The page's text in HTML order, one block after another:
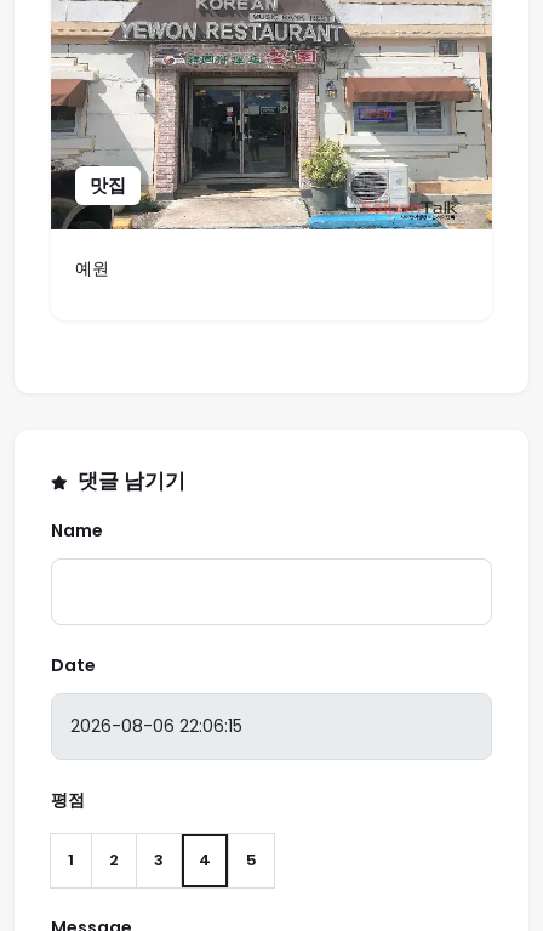
맛집
예원
댓글 남기기
Name
Date
평점
1 2 3 4 5